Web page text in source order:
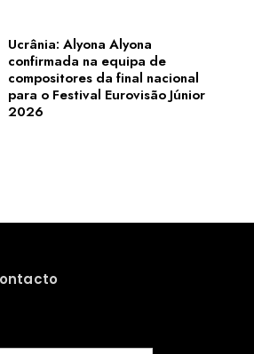
Ucrânia: Alyona Alyona
confirmada na equipa de
compositores da final nacional
para o Festival Eurovisão Júnior
2026